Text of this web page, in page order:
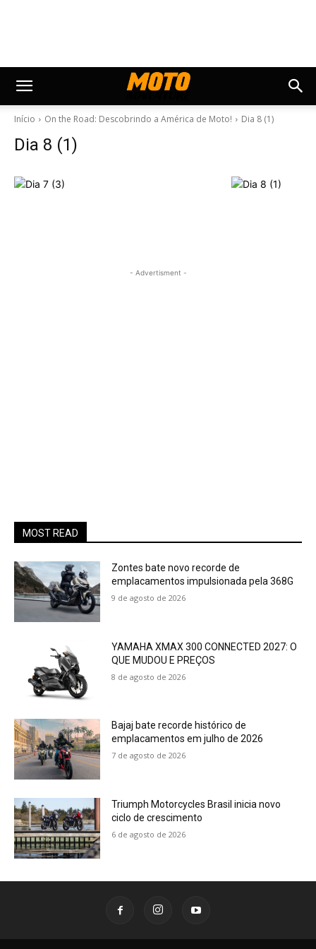
Início On the Road: Descobrindo a América de Moto! Dia 8 (1)
Dia 8 (1)
- Advertisment -
MOST READ
Zontes bate novo recorde de
emplacamentos impulsionada pela 368G
9 de agosto de 2026
YAMAHA XMAX 300 CONNECTED 2027: O
QUE MUDOU E PREÇOS
8 de agosto de 2026
Bajaj bate recorde histórico de
emplacamentos em julho de 2026
7 de agosto de 2026
Triumph Motorcycles Brasil inicia novo
ciclo de crescimento
6 de agosto de 2026